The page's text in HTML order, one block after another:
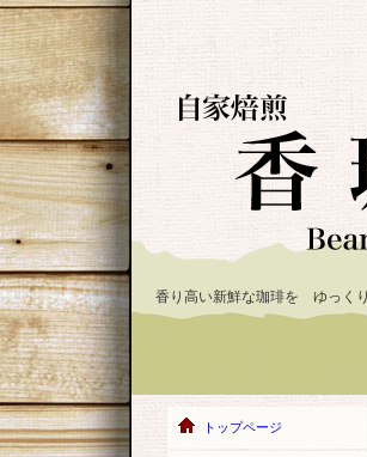
香り高い新鮮な珈琲を ゆっく
トップページ